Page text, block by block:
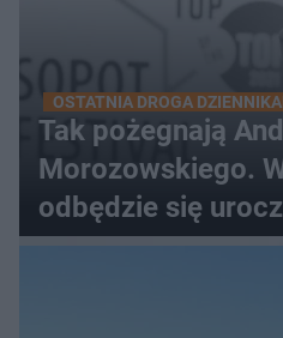
OSTATNIA DROGA
Tak pożegnają
Morozowskiego.
odbędzie się